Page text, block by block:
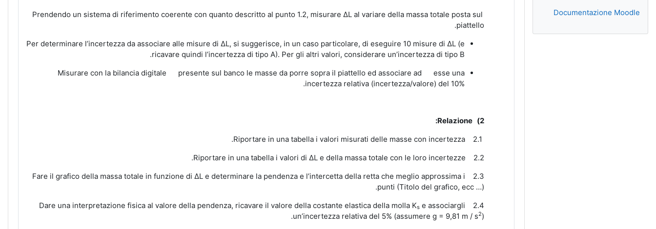
Prendendo un sistema di riferimento coerente con quanto descritto al punto 1.2, misurare ΔL al variare della massa totale posta sul
piattello.
Per determinare l’incertezza da associare alle misure di ΔL, si suggerisce, in un caso particolare, di eseguire 10 misure di ΔL (e
ricavare quindi l’incertezza di tipo A). Per gli altri valori, considerare un’incertezza di tipo B.
Misurare con la bilancia digitale presente sul banco le masse da porre sopra il piattello ed associare ad esse una
incertezza relativa (incertezza/valore) del 10%.
2)
Relazione:
2.2 Riportare in una tabella i valori di ΔL e della massa totale con le loro incertezze.
2.3 Fare il grafico della massa totale in funzione di ΔL e determinare la pendenza e l’intercetta della retta che meglio approssima i
punti (Titolo del grafico, ecc …).
2.4 Dare una interpretazione fisica al valore della pendenza, ricavare il valore della costante elastica della molla K
s e associargli
un’incertezza relativa del 5% (assumere g = 9,81 m / s2).
Documentazione Moodle